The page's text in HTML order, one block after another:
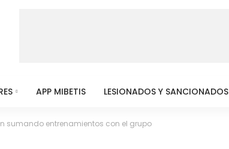
APP MIBETIS LESIONADOS Y SANCIONADOS
sumando entrenamientos con el grupo